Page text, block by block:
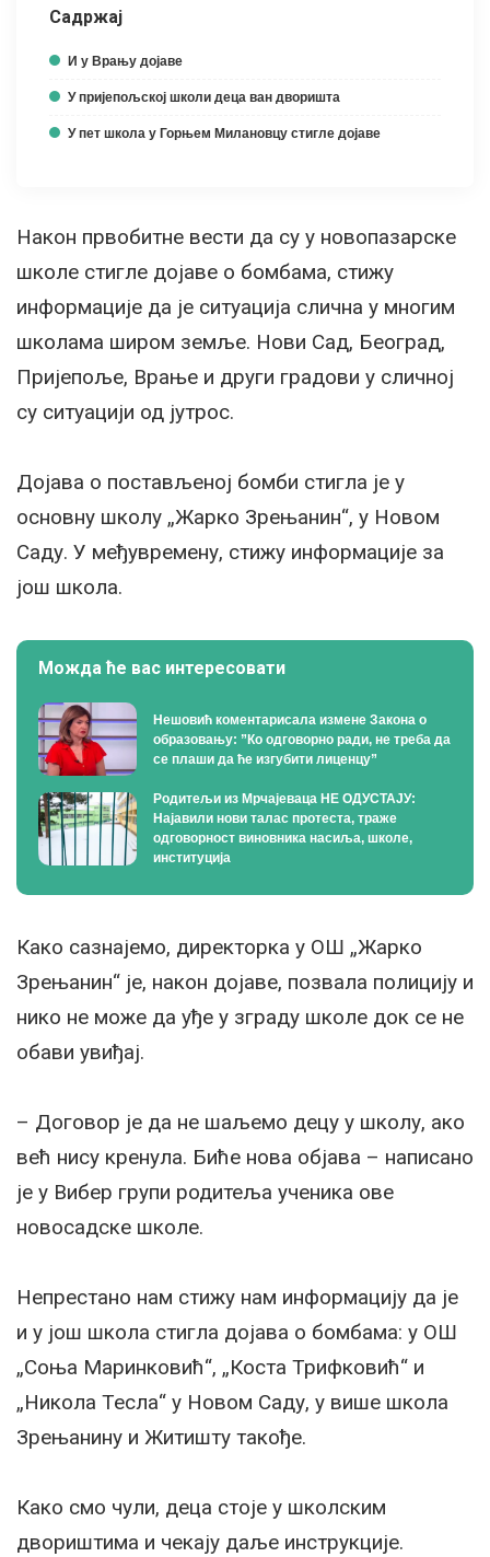
Садржај
И у Врању дојаве
У пријепољској школи деца ван дворишта
У пет школа у Горњем Милановцу стигле дојаве
Након првобитне вести да су у новопазарске
школе стигле дојаве о бомбама, стижу
информације да је ситуација слична у многим
школама широм земље. Нови Сад, Београд,
Пријепоље, Врање и други градови у сличној
су ситуацији од јутрос.
Дојава о постављеној бомби стигла је у
основну школу „Жарко Зрењанин“, у Новом
Саду. У међувремену, стижу информације за
још школа.
Можда ће вас интересовати
Нешовић коментарисала измене Закона о
образовању: ”Ко одговорно ради, не треба да
се плаши да ће изгубити лиценцу”
Родитељи из Мрчајеваца НЕ ОДУСТАЈУ:
Најавили нови талас протеста, траже
одговорност виновника насиља, школе,
институција
Како сазнајемо, директорка у ОШ „Жарко
Зрењанин“ је, након дојаве, позвала полицију и
нико не може да уђе у зграду школе док се не
обави увиђај.
– Договор је да не шаљемо децу у школу, ако
већ нису кренула. Биће нова објава – написано
је у Вибер групи родитеља ученика ове
новосадске школе.
Непрестано нам стижу нам информацију да је
и у још школа стигла дојава о бомбама: у ОШ
„Соња Маринковић“, „Коста Трифковић“ и
„Никола Тесла“ у Новом Саду, у више школа
Зрењанину и Житишту такође.
Како смо чули, деца стоје у школским
двориштима и чекају даље инструкције.